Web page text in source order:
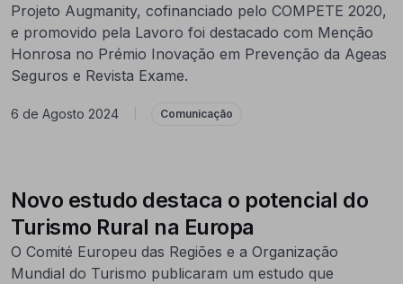
Projeto Augmanity, cofinanciado pelo COMPETE 2020,
e promovido pela Lavoro foi destacado com Menção
Honrosa no Prémio Inovação em Prevenção da Ageas
Seguros e Revista Exame.
6 de Agosto 2024 Comunicação
Novo estudo destaca o potencial do
Turismo Rural na Europa
O Comité Europeu das Regiões e a Organização
Mundial do Turismo publicaram um estudo que